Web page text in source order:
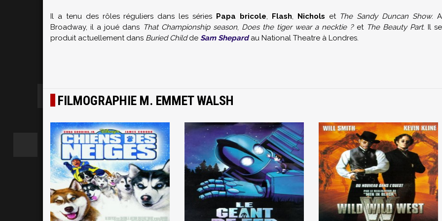
Il a tenu des rôles réguliers dans les séries Papa bricole, Flash, Nichols et The Sandy Duncan Show. A
Broadway, il a joué dans That Championship season, Does the tiger wear a necktie ?et The Beauty Part. Il se
produit actuellement dans Buried Childde Sam Shepardau National Theatre à Londres.
FILMOGRAPHIE M. EMMET WALSH